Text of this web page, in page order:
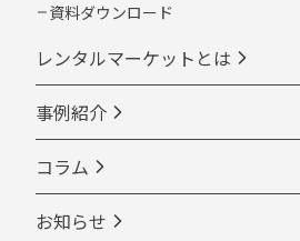
資料ダウンロード
レンタルマーケットとは
事例紹介
コラム
お知らせ